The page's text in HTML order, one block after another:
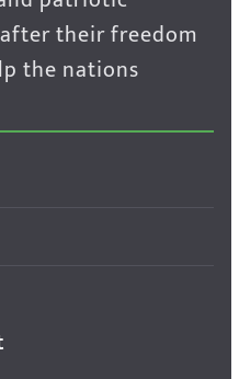
their freedom
the nations